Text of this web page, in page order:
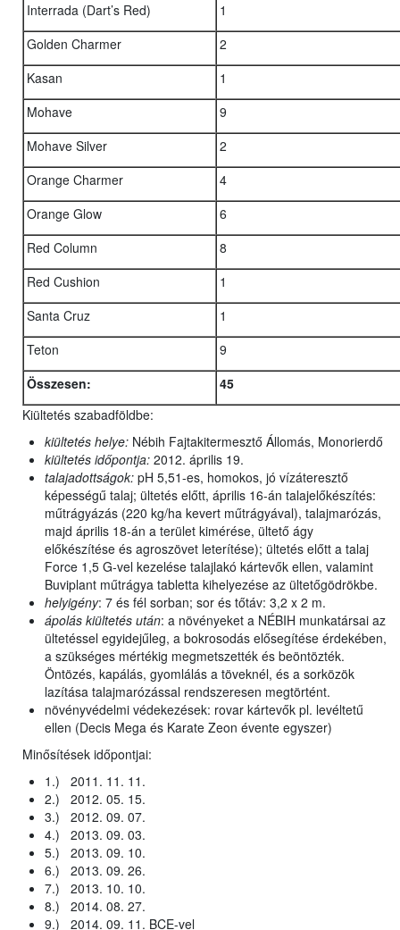
Interrada (Dart’s Red)
1
Golden Charmer
2
Kasan
1
Mohave
9
Mohave Silver
2
Orange Charmer
4
Orange Glow
6
Red Column
8
Red Cushion
1
Santa Cruz
1
Teton
9
Összesen:
45
Kiültetés szabadföldbe:
kiültetés helye: Nébih Fajtakitermesztő Állomás, Monorierdő
kiültetés időpontja: 2012. április 19.
talajadottságok: pH 5,51-es, homokos, jó vízáteresztő
képességű talaj; ültetés előtt, április 16-án talajelőkészítés:
műtrágyázás (220 kg/ha kevert műtrágyával), talajmarózás,
majd április 18-án a terület kimérése, ültető ágy
előkészítése és agroszövet leterítése); ültetés előtt a talaj
Force 1,5 G-vel kezelése talajlakó kártevők ellen, valamint
Buviplant műtrágya tabletta kihelyezése az ültetőgödrökbe.
helyigény: 7 és fél sorban; sor és tőtáv: 3,2 x 2 m.
ápolás kiültetés után: a növényeket a NÉBIH munkatársai az
ültetéssel egyidejűleg, a bokrosodás elősegítése érdekében,
a szükséges mértékig megmetszették és beöntözték.
Öntözés, kapálás, gyomlálás a töveknél, és a sorközök
lazítása talajmarózással rendszeresen megtörtént.
növényvédelmi védekezések: rovar kártevők pl. levéltetű
ellen (Decis Mega és Karate Zeon évente egyszer)
Minősítések időpontjai:
1.) 2011. 11. 11.
2.) 2012. 05. 15.
3.) 2012. 09. 07.
4.) 2013. 09. 03.
5.) 2013. 09. 10.
6.) 2013. 09. 26.
7.) 2013. 10. 10.
8.) 2014. 08. 27.
9.) 2014. 09. 11. BCE-vel